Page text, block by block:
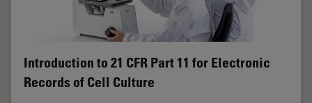
Introduction to 21 CFR Part 11 for Electronic
Records of Cell Culture